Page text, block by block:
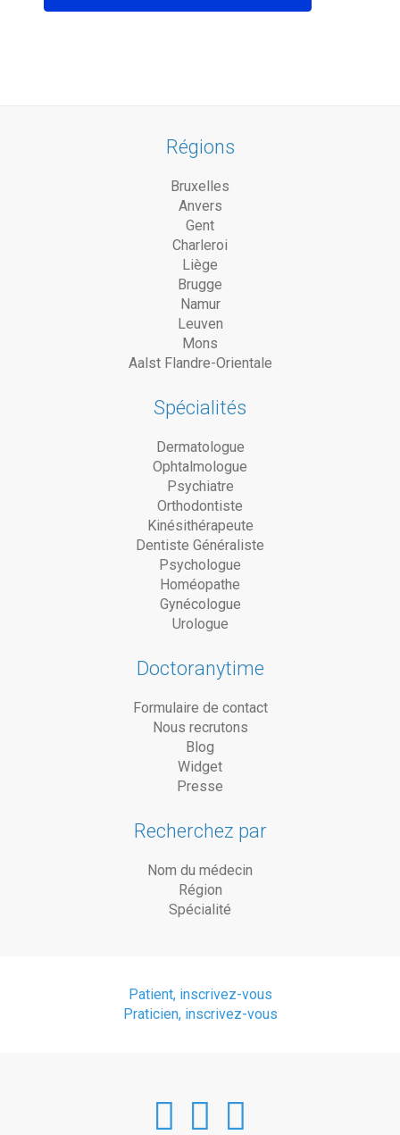
Régions
Bruxelles
Anvers
Gent
Charleroi
Liège
Brugge
Namur
Leuven
Mons
Aalst Flandre-Orientale
Spécialités
Dermatologue
Ophtalmologue
Psychiatre
Orthodontiste
Kinésithérapeute
Dentiste Généraliste
Psychologue
Homéopathe
Gynécologue
Urologue
Doctoranytime
Formulaire de contact
Nous recrutons
Blog
Widget
Presse
Recherchez par
Nom du médecin
Région
Spécialité
Patient, inscrivez-vous
Praticien, inscrivez-vous